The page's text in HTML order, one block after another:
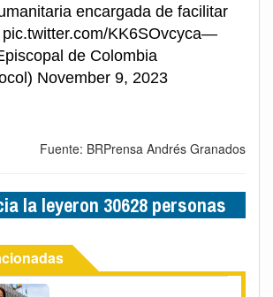
encargada de facilitar
KK6SOvcyca—
de Colombia
November 9, 2023
Fuente: BRPrensa Andrés Granados
la leyeron 30628 personas